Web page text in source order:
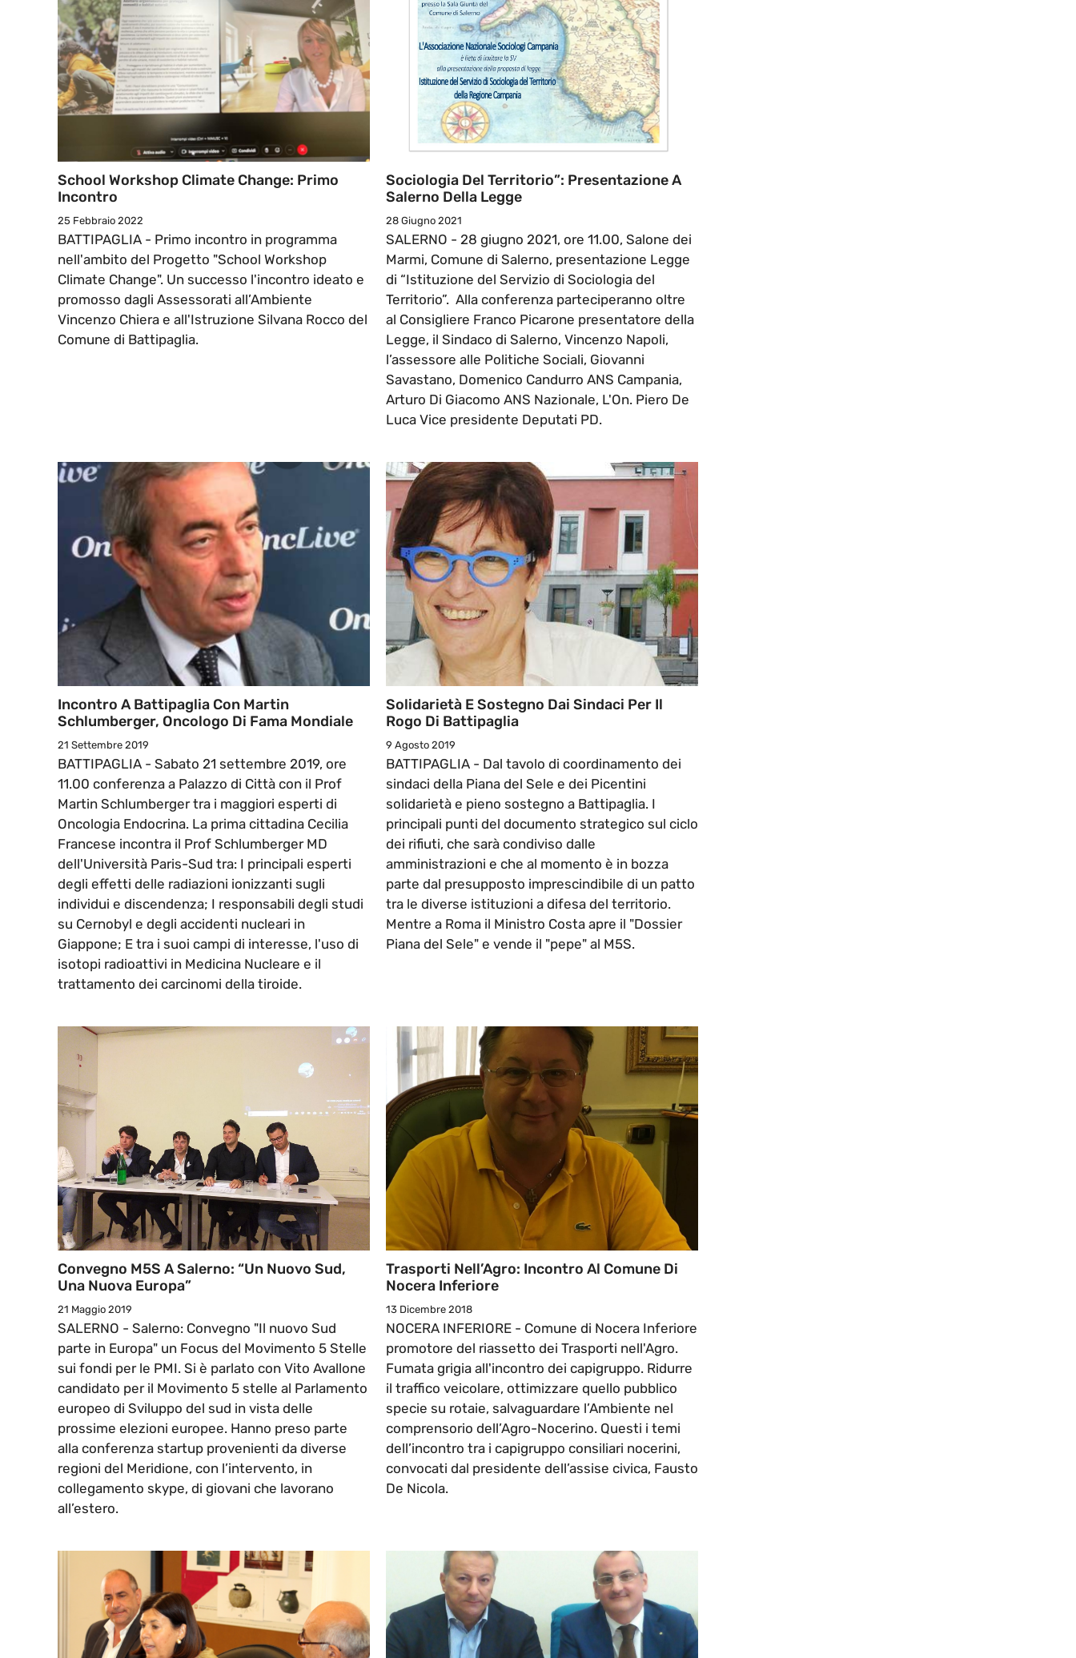
School Workshop Climate Change: Primo
Incontro
25 Febbraio 2022
BATTIPAGLIA - Primo incontro in programma
nell'ambito del Progetto "School Workshop
Climate Change". Un successo l'incontro ideato e
promosso dagli Assessorati all’Ambiente
Vincenzo Chiera e all'Istruzione Silvana Rocco del
Comune di Battipaglia.
Sociologia Del Territorio”: Presentazione A
Salerno Della Legge
28 Giugno 2021
SALERNO - 28 giugno 2021, ore 11.00, Salone dei
Marmi, Comune di Salerno, presentazione Legge
di “Istituzione del Servizio di Sociologia del
Territorio”. Alla conferenza parteciperanno oltre
al Consigliere Franco Picarone presentatore della
Legge, il Sindaco di Salerno, Vincenzo Napoli,
l’assessore alle Politiche Sociali, Giovanni
Savastano, Domenico Candurro ANS Campania,
Arturo Di Giacomo ANS Nazionale, L'On. Piero De
Luca Vice presidente Deputati PD.
Incontro A Battipaglia Con Martin
Schlumberger, Oncologo Di Fama Mondiale
21 Settembre 2019
BATTIPAGLIA - Sabato 21 settembre 2019, ore
11.00 conferenza a Palazzo di Città con il Prof
Martin Schlumberger tra i maggiori esperti di
Oncologia Endocrina. La prima cittadina Cecilia
Francese incontra il Prof Schlumberger MD
dell'Università Paris-Sud tra: I principali esperti
degli effetti delle radiazioni ionizzanti sugli
individui e discendenza; I responsabili degli studi
su Cernobyl e degli accidenti nucleari in
Giappone; E tra i suoi campi di interesse, l'uso di
isotopi radioattivi in Medicina Nucleare e il
trattamento dei carcinomi della tiroide.
Solidarietà E Sostegno Dai Sindaci Per Il
Rogo Di Battipaglia
9 Agosto 2019
BATTIPAGLIA - Dal tavolo di coordinamento dei
sindaci della Piana del Sele e dei Picentini
solidarietà e pieno sostegno a Battipaglia. I
principali punti del documento strategico sul ciclo
dei rifiuti, che sarà condiviso dalle
amministrazioni e che al momento è in bozza
parte dal presupposto imprescindibile di un patto
tra le diverse istituzioni a difesa del territorio.
Mentre a Roma il Ministro Costa apre il "Dossier
Piana del Sele" e vende il "pepe" al M5S.
Convegno M5S A Salerno: “Un Nuovo Sud,
Una Nuova Europa”
21 Maggio 2019
SALERNO - Salerno: Convegno "Il nuovo Sud
parte in Europa" un Focus del Movimento 5 Stelle
sui fondi per le PMI. Si è parlato con Vito Avallone
candidato per il Movimento 5 stelle al Parlamento
europeo di Sviluppo del sud in vista delle
prossime elezioni europee. Hanno preso parte
alla conferenza startup provenienti da diverse
regioni del Meridione, con l’intervento, in
collegamento skype, di giovani che lavorano
all’estero.
Trasporti Nell’Agro: Incontro Al Comune Di
Nocera Inferiore
13 Dicembre 2018
NOCERA INFERIORE - Comune di Nocera Inferiore
promotore del riassetto dei Trasporti nell'Agro.
Fumata grigia all'incontro dei capigruppo. Ridurre
il traffico veicolare, ottimizzare quello pubblico
specie su rotaie, salvaguardare l’Ambiente nel
comprensorio dell’Agro-Nocerino. Questi i temi
dell’incontro tra i capigruppo consiliari nocerini,
convocati dal presidente dell’assise civica, Fausto
De Nicola.